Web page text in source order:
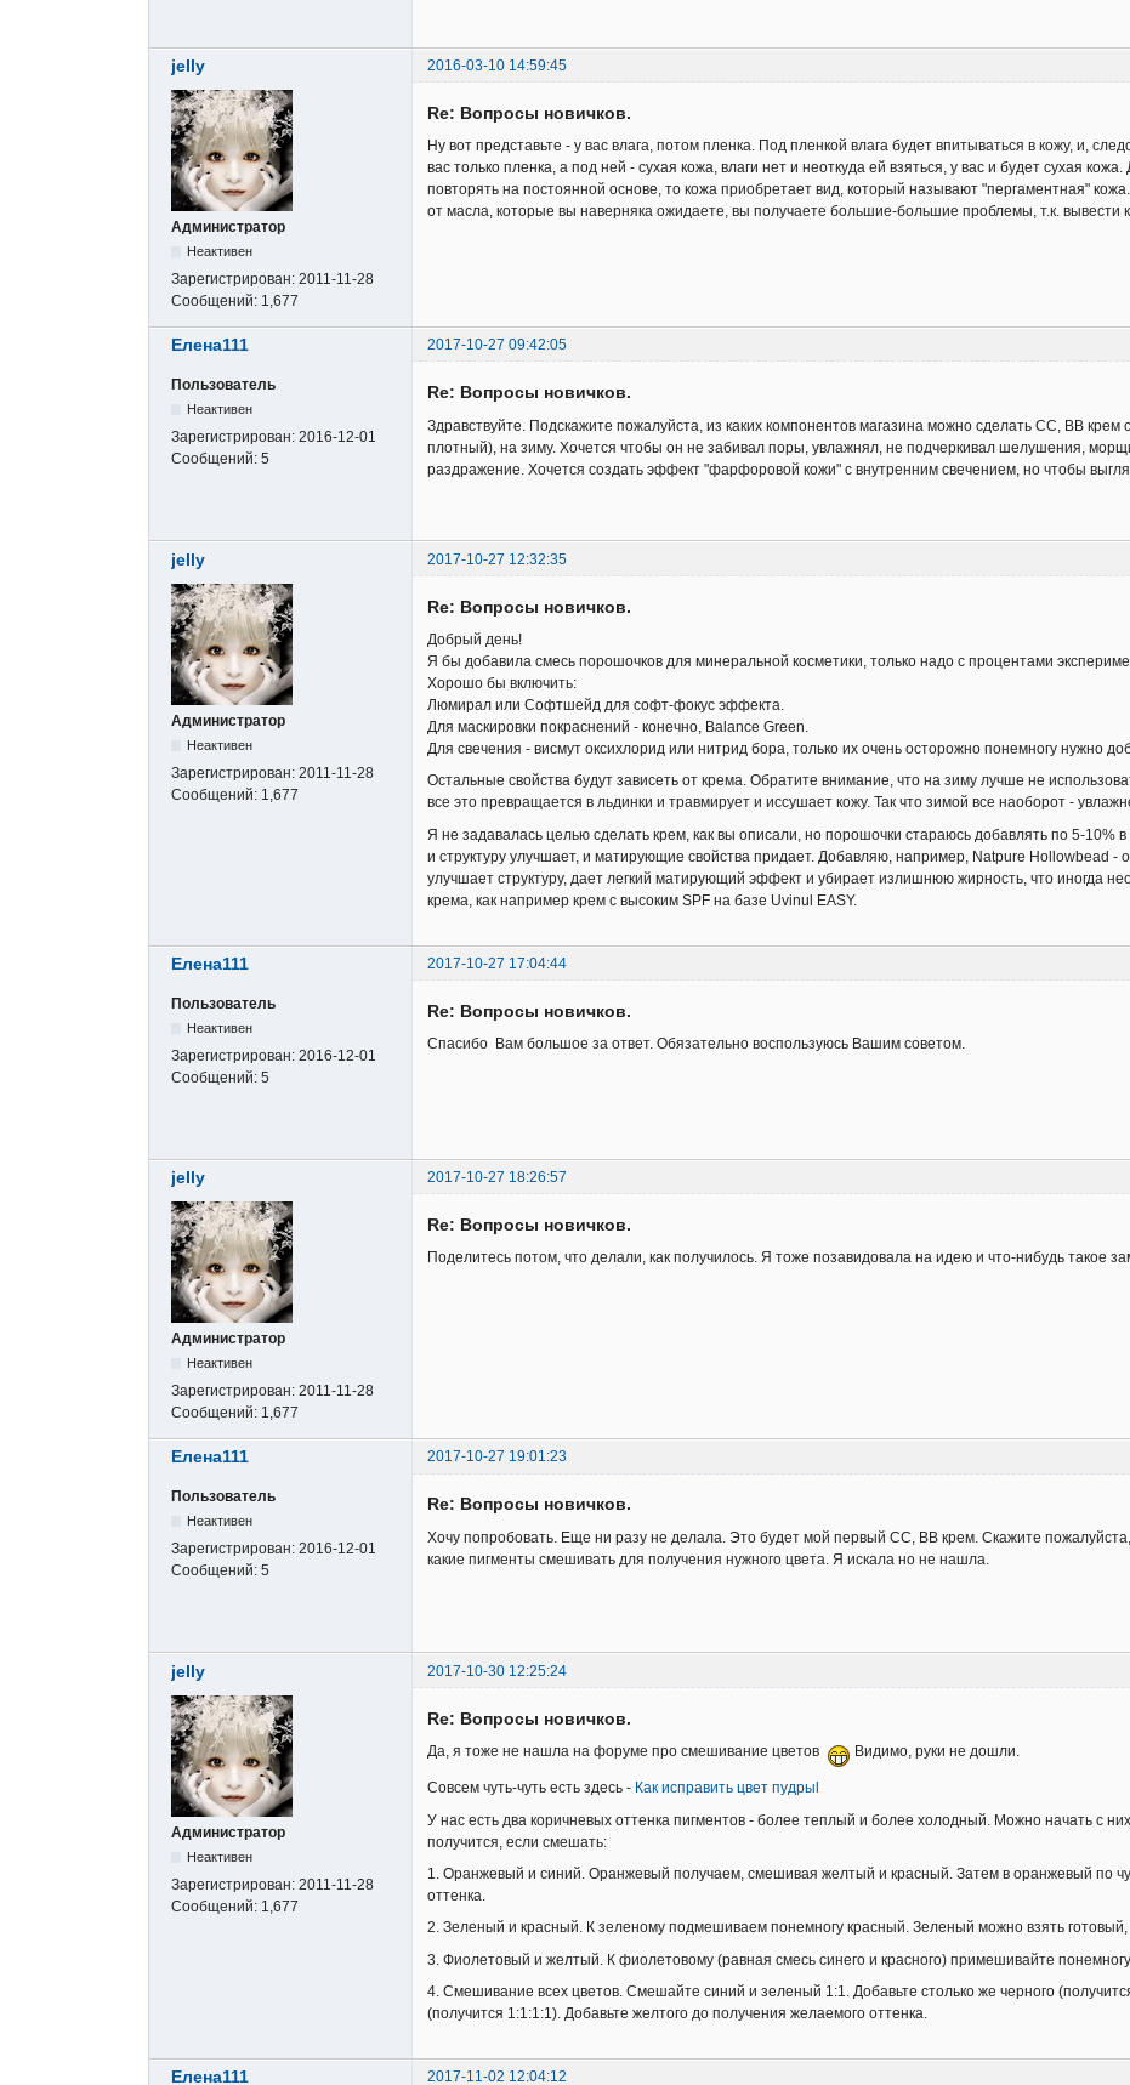
jelly 2016-03-10 14:59:45
Администратор
Неактивен
Зарегистрирован: 2011-11-28
Сообщений: 1,677
Re: Вопросы новичков.
Ну вот представьте - у вас влага, потом пленка. Под пленкой влага будет впитываться в кожу, и,
вас только пленка, а под ней - сухая кожа, влаги нет и неоткуда ей взяться, у вас и будет сухая
повторять на постоянной основе, то кожа приобретает вид, который называют "пергаментная"
от масла, которые вы наверняка ожидаете, вы получаете большие-большие проблемы, т.к. вывести
Елена111 2017-10-27 09:42:05
Пользователь
Неактивен
Зарегистрирован: 2016-12-01
Сообщений: 5
Re: Вопросы новичков.
Здравствуйте. Подскажите пожалуйста, из каких компонентов магазина можно сделать СС, ВВ
плотный), на зиму. Хочется чтобы он не забивал поры, увлажнял, не подчеркивал шелушения,
раздражение. Хочется создать эффект "фарфоровой кожи" с внутренним свечением, но чтобы
jelly 2017-10-27 12:32:35
Администратор
Неактивен
Зарегистрирован: 2011-11-28
Сообщений: 1,677
Re: Вопросы новичков.
Добрый день!
Я бы добавила смесь порошочков для минеральной косметики, только надо с процентами
Хорошо бы включить:
Люмирал или Софтшейд для софт-фокус эффекта.
Для маскировки покраснений - конечно, Balance Green.
Для свечения - висмут оксихлорид или нитрид бора, только их очень осторожно понемногу нужно
Остальные свойства будут зависеть от крема. Обратите внимание, что на зиму лучше не
все это превращается в льдинки и травмирует и иссушает кожу. Так что зимой все наоборот -
Я не задавалась целью сделать крем, как вы описали, но порошочки стараюсь добавлять по 5-10%
и структуру улучшает, и матирующие свойства придает. Добавляю, например, Natpure Hollowbead -
улучшает структуру, дает легкий матирующий эффект и убирает излишнюю жирность, что иногда
крема, как например крем с высоким SPF на базе Uvinul EASY.
Елена111 2017-10-27 17:04:44
Пользователь
Неактивен
Зарегистрирован: 2016-12-01
Сообщений: 5
Re: Вопросы новичков.
Спасибо Вам большое за ответ. Обязательно воспользуюсь Вашим советом.
jelly 2017-10-27 18:26:57
Администратор
Неактивен
Зарегистрирован: 2011-11-28
Сообщений: 1,677
Re: Вопросы новичков.
Поделитесь потом, что делали, как получилось. Я тоже позавидовала на идею и что-нибудь такое
Елена111 2017-10-27 19:01:23
Пользователь
Неактивен
Зарегистрирован: 2016-12-01
Сообщений: 5
Re: Вопросы новичков.
Хочу попробовать. Еще ни разу не делала. Это будет мой первый СС, ВВ крем. Скажите
какие пигменты смешивать для получения нужного цвета. Я искала но не нашла.
jelly 2017-10-30 12:25:24
Администратор
Неактивен
Зарегистрирован: 2011-11-28
Сообщений: 1,677
Re: Вопросы новичков.
Да, я тоже не нашла на форуме про смешивание цветов Видимо, руки не дошли.
Совсем чуть-чуть есть здесь - Как исправить цвет пудрыl
У нас есть два коричневых оттенка пигментов - более теплый и более холодный. Можно начать с
получится, если смешать:
1. Оранжевый и синий. Оранжевый получаем, смешивая желтый и красный. Затем в оранжевый по
оттенка.
2. Зеленый и красный. К зеленому подмешиваем понемногу красный. Зеленый можно взять
3. Фиолетовый и желтый. К фиолетовому (равная смесь синего и красного) примешивайте
4. Смешивание всех цветов. Смешайте синий и зеленый 1:1. Добавьте столько же черного
(получится 1:1:1:1). Добавьте желтого до получения желаемого оттенка.
Елена111 2017-11-02 12:04:12